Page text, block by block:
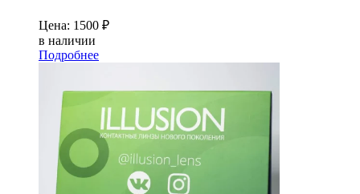
Цена: 1500 ₽
в наличии
Подробнее